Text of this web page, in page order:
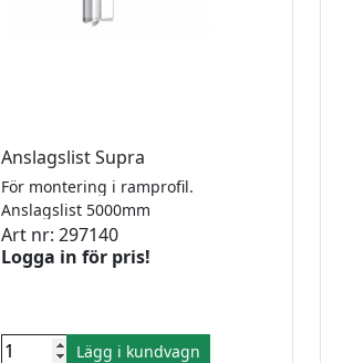
Anslagslist Supra
För montering i ramprofil.
Anslagslist 5000mm
Art nr: 297140
Logga in för pris!
Lägg i kundvagn